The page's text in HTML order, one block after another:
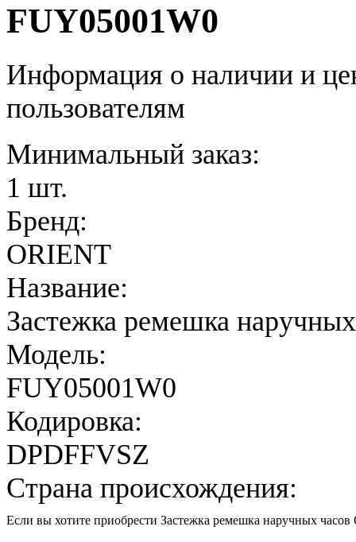
FUY05001W0
Информация о наличии и
пользователям
Минимальный заказ:
1 шт.
Бренд:
ORIENT
Название:
Застежка ремешка
Модель:
FUY05001W0
Кодировка:
DPDFFVSZ
Страна происхождения:
Если вы хотите приобрести Застежка ремешка наручных